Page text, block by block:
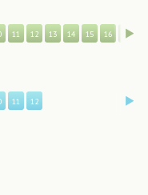
11 12 13 14 15 16 17
11 12